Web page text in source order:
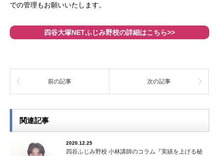
での管理もお願いいたします。
四谷大塚NETふじみ野校の詳細はこちら>>
前の記事 次の記事
関連記事
2020.12.25
四谷ふじみ野校 小林講師のコラム『実績を上げる秘